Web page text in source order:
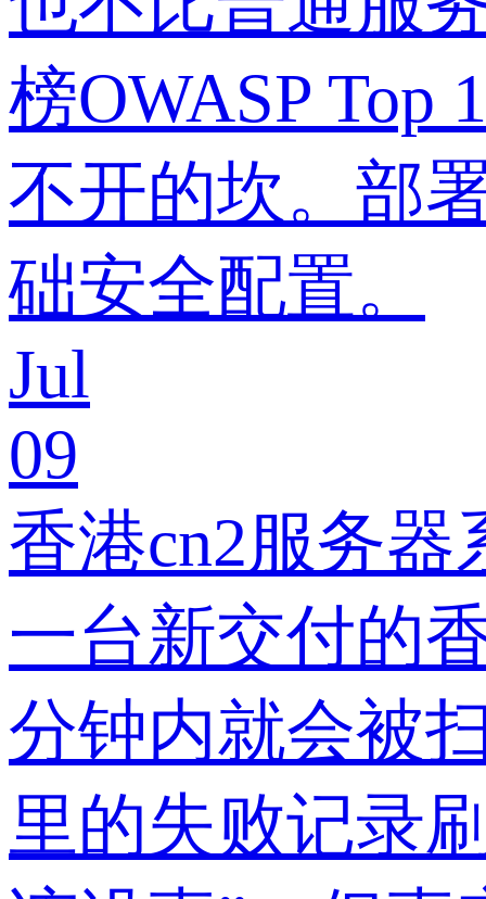
榜OWASP Top
不开的坎。部
础安全配置。
Jul
09
香港cn2服务器
一台新交付的
分钟内就会被
里的失败记录